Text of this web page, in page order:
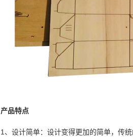
产品特点
1、设计简单：设计变得更加的简单，传